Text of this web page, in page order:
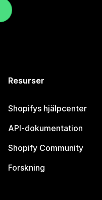
Resurser
Shopifys hjälpcenter
API-dokumentation
Shopify Community
Forskning